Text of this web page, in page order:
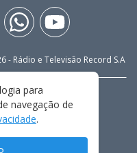
- Rádio e Televisão Record S.A
PRIVACIDADE
DE USO
para
navegação de
.